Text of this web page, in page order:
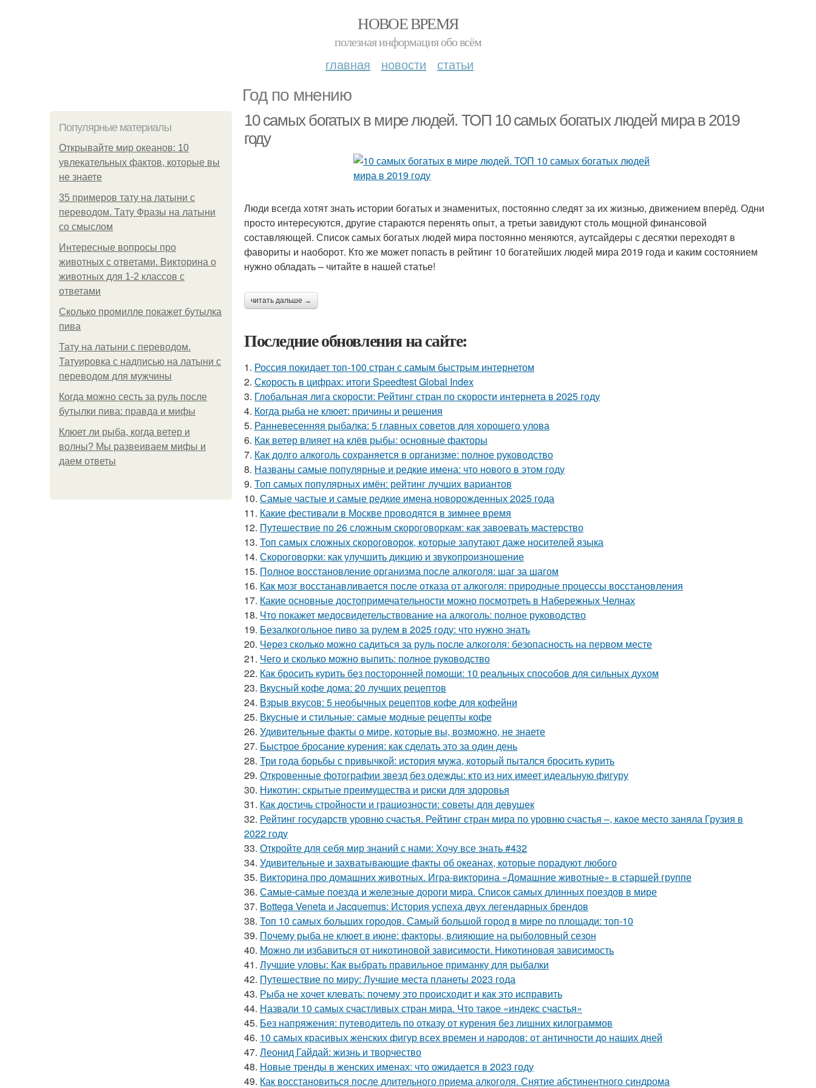
НОВОЕ ВРЕМЯ
полезная информация обо всём
главная новости статьи
Год по мнению
Популярные материалы
Открывайте мир океанов: 10
увлекательных фактов, которые вы
не знаете
35 примеров тату на латыни с
переводом. Тату Фразы на латыни
со смыслом
Интересные вопросы про
животных с ответами. Викторина о
животных для 1-2 классов с
ответами
Сколько промилле покажет бутылка
пива
Тату на латыни с переводом.
Татуировка с надписью на латыни с
переводом для мужчины
Когда можно сесть за руль после
бутылки пива: правда и мифы
Клюет ли рыба, когда ветер и
волны? Мы развеиваем мифы и
даем ответы
10 самых богатых в мире людей. ТОП 10 самых богатых людей мира в 2019
году
Люди всегда хотят знать истории богатых и знаменитых, постоянно следят за их жизнью, движением вперёд. Одни
просто интересуются, другие стараются перенять опыт, а третьи завидуют столь мощной финансовой
составляющей. Список самых богатых людей мира постоянно меняются, аутсайдеры с десятки переходят в
фавориты и наоборот. Кто же может попасть в рейтинг 10 богатейших людей мира 2019 года и каким состоянием
нужно обладать – читайте в нашей статье!
читать дальше →
Последние обновления на сайте:
1. Россия покидает топ-100 стран с самым быстрым интернетом
2. Скорость в цифрах: итоги Speedtest Global Index
3. Глобальная лига скорости: Рейтинг стран по скорости интернета в 2025 году
4. Когда рыба не клюет: причины и решения
5. Ранневесенняя рыбалка: 5 главных советов для хорошего улова
6. Как ветер влияет на клёв рыбы: основные факторы
7. Как долго алкоголь сохраняется в организме: полное руководство
8. Названы самые популярные и редкие имена: что нового в этом году
9. Топ самых популярных имён: рейтинг лучших вариантов
10. Самые частые и самые редкие имена новорожденных 2025 года
11. Какие фестивали в Москве проводятся в зимнее время
12. Путешествие по 26 сложным скороговоркам: как завоевать мастерство
13. Топ самых сложных скороговорок, которые запутают даже носителей языка
14. Скороговорки: как улучшить дикцию и звукопроизношение
15. Полное восстановление организма после алкоголя: шаг за шагом
16. Как мозг восстанавливается после отказа от алкоголя: природные процессы восстановления
17. Какие основные достопримечательности можно посмотреть в Набережных Челнах
18. Что покажет медосвидетельствование на алкоголь: полное руководство
19. Безалкогольное пиво за рулем в 2025 году: что нужно знать
20. Через сколько можно садиться за руль после алкоголя: безопасность на первом месте
21. Чего и сколько можно выпить: полное руководство
22. Как бросить курить без посторонней помощи: 10 реальных способов для сильных духом
23. Вкусный кофе дома: 20 лучших рецептов
24. Взрыв вкусов: 5 необычных рецептов кофе для кофейни
25. Вкусные и стильные: самые модные рецепты кофе
26. Удивительные факты о мире, которые вы, возможно, не знаете
27. Быстрое бросание курения: как сделать это за один день
28. Три года борьбы с привычкой: история мужа, который пытался бросить курить
29. Откровенные фотографии звезд без одежды: кто из них имеет идеальную фигуру
30. Никотин: скрытые преимущества и риски для здоровья
31. Как достичь стройности и грациозности: советы для девушек
32. Рейтинг государств уровню счастья. Рейтинг стран мира по уровню счастья –, какое место заняла Грузия в
2022 году
33. Откройте для себя мир знаний с нами: Хочу все знать #432
34. Удивительные и захватывающие факты об океанах, которые порадуют любого
35. Викторина про домашних животных. Игра-викторина «Домашние животные» в старшей группе
36. Самые-самые поезда и железные дороги мира. Список самых длинных поездов в мире
37. Bottega Veneta и Jacquemus: История успеха двух легендарных брендов
38. Топ 10 самых больших городов. Самый большой город в мире по площади: топ-10
39. Почему рыба не клюет в июне: факторы, влияющие на рыболовный сезон
40. Можно ли избавиться от никотиновой зависимости. Никотиновая зависимость
41. Лучшие уловы: Как выбрать правильное приманку для рыбалки
42. Путешествие по миру: Лучшие места планеты 2023 года
43. Рыба не хочет клевать: почему это происходит и как это исправить
44. Назвали 10 самых счастливых стран мира. Что такое «индекс счастья»
45. Без напряжения: путеводитель по отказу от курения без лишних килограммов
46. 10 самых красивых женских фигур всех времен и народов: от античности до наших дней
47. Леонид Гайдай: жизнь и творчество
48. Новые тренды в женских именах: что ожидается в 2023 году
49. Как восстановиться после длительного приема алкоголя. Снятие абстинентного синдрома